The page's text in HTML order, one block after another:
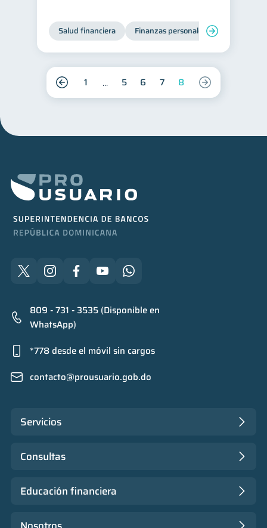
Salud financiera Finanzas personales
1 5 6 7 8
809 - 731 - 3535 (Disponible en
WhatsApp)
*778 desde el móvil sin cargos
contacto@prousuario.gob.do
Servicios
Consultas
Educación financiera